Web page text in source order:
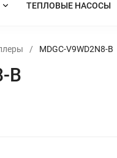
ТЕПЛОВЫЕ НАСОСЫ
/ MDGC-V9WD2N8-B
B